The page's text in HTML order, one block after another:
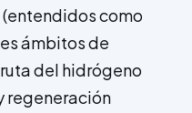
como
ámbitos de
del hidrógeno
regeneración